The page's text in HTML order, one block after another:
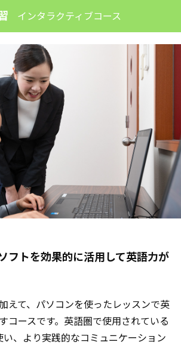
インタラクティブコース
フトを効果的に活用して英語力が
えて、パソコンを使ったレッスンで英
コースです。英語圏で使用されている
、より実践的なコミュニケーション